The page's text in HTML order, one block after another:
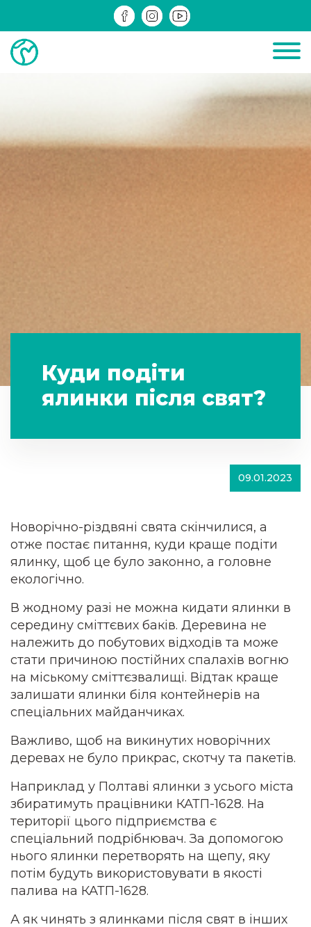
ДІЮЧІ
Куди подіти
ялинки після свят?
09.01.2023
Новорічно-різдвяні свята скінчилися, а
отже постає питання, куди краще подіти
ялинку, щоб це було законно, а головне
екологічно.
В жодному разі не можна кидати ялинки в
середину сміттєвих баків. Деревина не
належить до побутових відходів та може
стати причиною постійних спалахів вогню
на міському сміттєзвалищі. Відтак краще
залишати ялинки біля контейнерів на
спеціальних майданчиках.
Важливо, щоб на викинутих новорічних
деревах не було прикрас, скотчу та пакетів.
Наприклад у Полтаві ялинки з усього міста
збиратимуть працівники КАТП-1628. На
території цього підприємства є
спеціальний подрібнювач. За допомогою
нього ялинки перетворять на щепу, яку
потім будуть використовувати в якості
палива на КАТП-1628.
А як чинять з ялинками після свят в інших